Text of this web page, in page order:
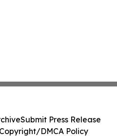
Submit Press Release
DMCA Policy